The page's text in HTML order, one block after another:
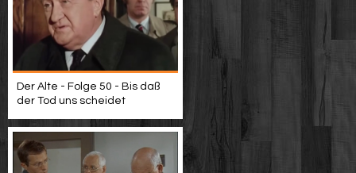
Der Alte - Folge 50 - Bis daß
der Tod uns scheidet